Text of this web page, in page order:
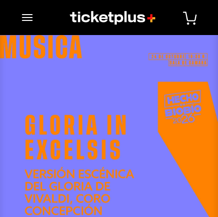
desplegar navegación